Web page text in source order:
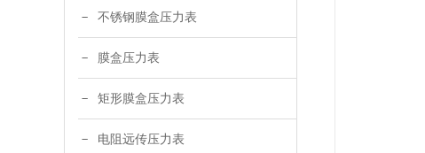
不锈钢膜盒压力表
膜盒压力表
矩形膜盒压力表
电阻远传压力表